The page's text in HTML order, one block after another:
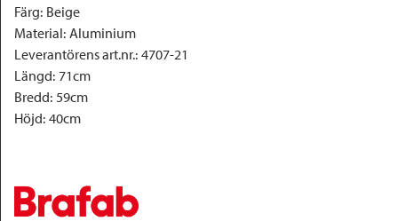
Färg: Beige
Material: Aluminium
Leverantörens art.nr.: 4707-21
Längd: 71cm
Bredd: 59cm
Höjd: 40cm